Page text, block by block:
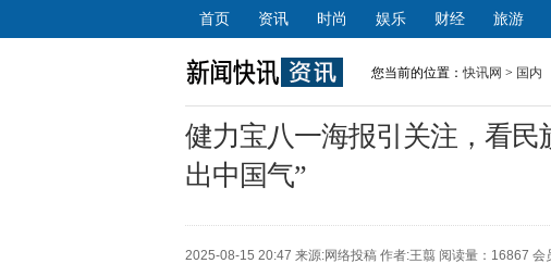
首页 资讯 时尚 娱乐 财经 旅游
您当前的位置：快讯网 > 国内
健力宝八一海报引关注，看民
出中国气”
2025-08-15 20:47 来源:网络投稿 作者:王翦 阅读量：16867 会